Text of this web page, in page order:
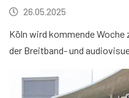
26.05.2025
Köln wird kommende
der Breitband- und